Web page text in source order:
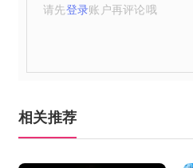
请先登录账户再评论哦
相关推荐